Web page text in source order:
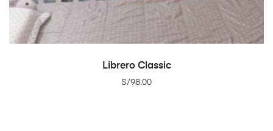
ADD TO CART
Librero Classic
S/98.00